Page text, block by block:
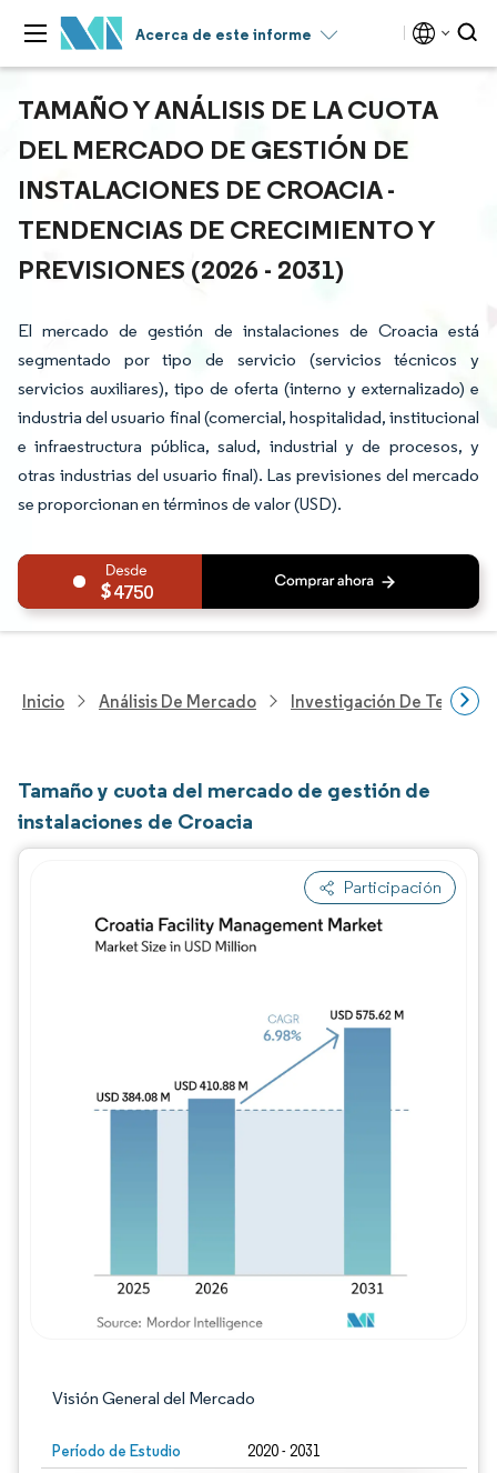
Acerca de este informe
TAMAÑO Y ANÁLISIS DE LA CUOTA
DEL MERCADO DE GESTIÓN DE
INSTALACIONES DE CROACIA -
TENDENCIAS DE CRECIMIENTO Y
PREVISIONES (2026 - 2031)
El mercado de gestión de instalaciones de Croacia está
segmentado por tipo de servicio (servicios técnicos y
servicios auxiliares), tipo de oferta (interno y externalizado) e
industria del usuario final (comercial, hospitalidad, institucional
e infraestructura pública, salud, industrial y de procesos, y
otras industrias del usuario final). Las previsiones del mercado
se proporcionan en términos de valor (USD).
4750
Inicio Análisis De Mercado Investigación De
Tamaño y cuota del mercado de gestión de
instalaciones de Croacia
Participación
Visión General del Mercado
Período de Estudio 2020 - 2031